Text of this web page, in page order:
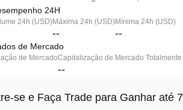
24H
24h (USD)Máxima 24h (USD)
--
Mínima 24h (USD)
--
de Mercado
de MercadoCapitalização de Mercado
--
se e Faça Trade para Ganhar até